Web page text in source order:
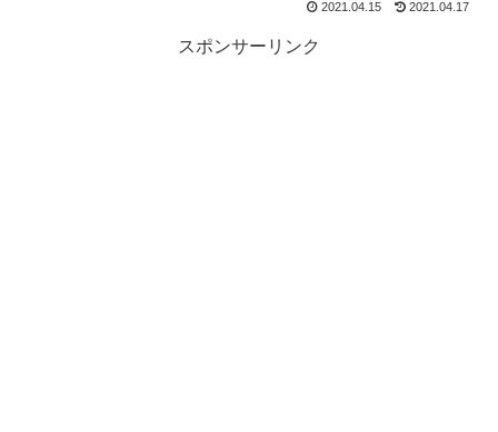
2021.04.15 2021.04.17
スポンサーリンク